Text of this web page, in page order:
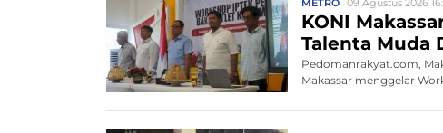
KONI
Talenta Muda
Pedomanrakyat.com,
Makassar menggelar